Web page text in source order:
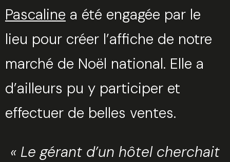
Pascaline a été engagée par le
lieu pour créer l’affiche de notre
marché de Noël national. Elle a
d’ailleurs pu y participer et
effectuer de belles ventes.
« Le gérant d’un hôtel cherchait